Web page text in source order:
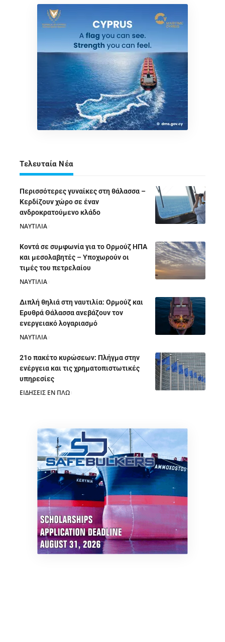
Τελευταία Νέα
Περισσότερες γυναίκες στη θάλασσα –
Κερδίζουν χώρο σε έναν
ανδροκρατούμενο κλάδο
ΝΑΥΤΙΛΙΑ
Κοντά σε συμφωνία για το Ορμούζ ΗΠΑ
και μεσολαβητές – Υποχωρούν οι
τιμές του πετρελαίου
ΝΑΥΤΙΛΙΑ
Διπλή θηλιά στη ναυτιλία: Ορμούζ και
Ερυθρά Θάλασσα ανεβάζουν τον
ενεργειακό λογαριασμό
ΝΑΥΤΙΛΙΑ
21ο πακέτο κυρώσεων: Πλήγμα στην
ενέργεια και τις χρηματοπιστωτικές
υπηρεσίες
ΕΙΔΗΣΕΙΣ ΕΝ ΠΛΩ